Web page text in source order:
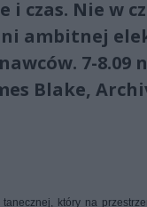
czas. Nie w
ambitnej
7-8.09
Blake,
który na